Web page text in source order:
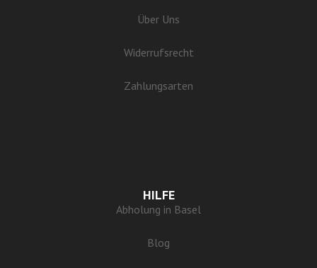
Über Uns
Widerrufsrecht
Zahlungsarten
HILFE
Abholung in Basel
Blog